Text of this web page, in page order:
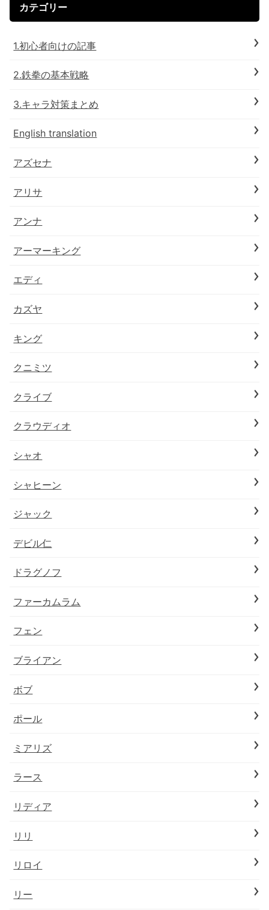
カテゴリー
1.初心者向けの記事
2.鉄拳の基本戦略
3.キャラ対策まとめ
English translation
アズセナ
アリサ
アンナ
アーマーキング
エディ
カズヤ
キング
クニミツ
クライブ
クラウディオ
シャオ
シャヒーン
ジャック
デビル仁
ドラグノフ
ファーカムラム
フェン
ブライアン
ボブ
ポール
ミアリズ
ラース
リディア
リリ
リロイ
リー